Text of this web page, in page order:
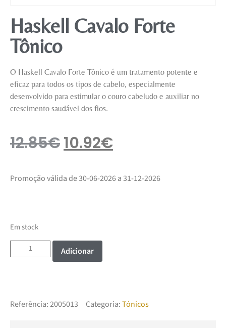
Haskell Cavalo Forte
Tônico
O Haskell Cavalo Forte Tônico é um tratamento potente e
eficaz para todos os tipos de cabelo, especialmente
desenvolvido para estimular o couro cabeludo e auxiliar no
crescimento saudável dos fios.
12.85€10.92€
Promoção válida de 30-06-2026 a 31-12-2026
Em stock
Adicionar
Referência:2005013 Categoria:Tónicos